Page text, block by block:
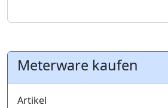
Meterware kaufen
Artikel